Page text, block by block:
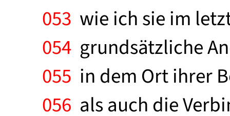
053 wie ich sie im
054 grundsätzliche
055 in dem Ort ihrer
056 als auch die